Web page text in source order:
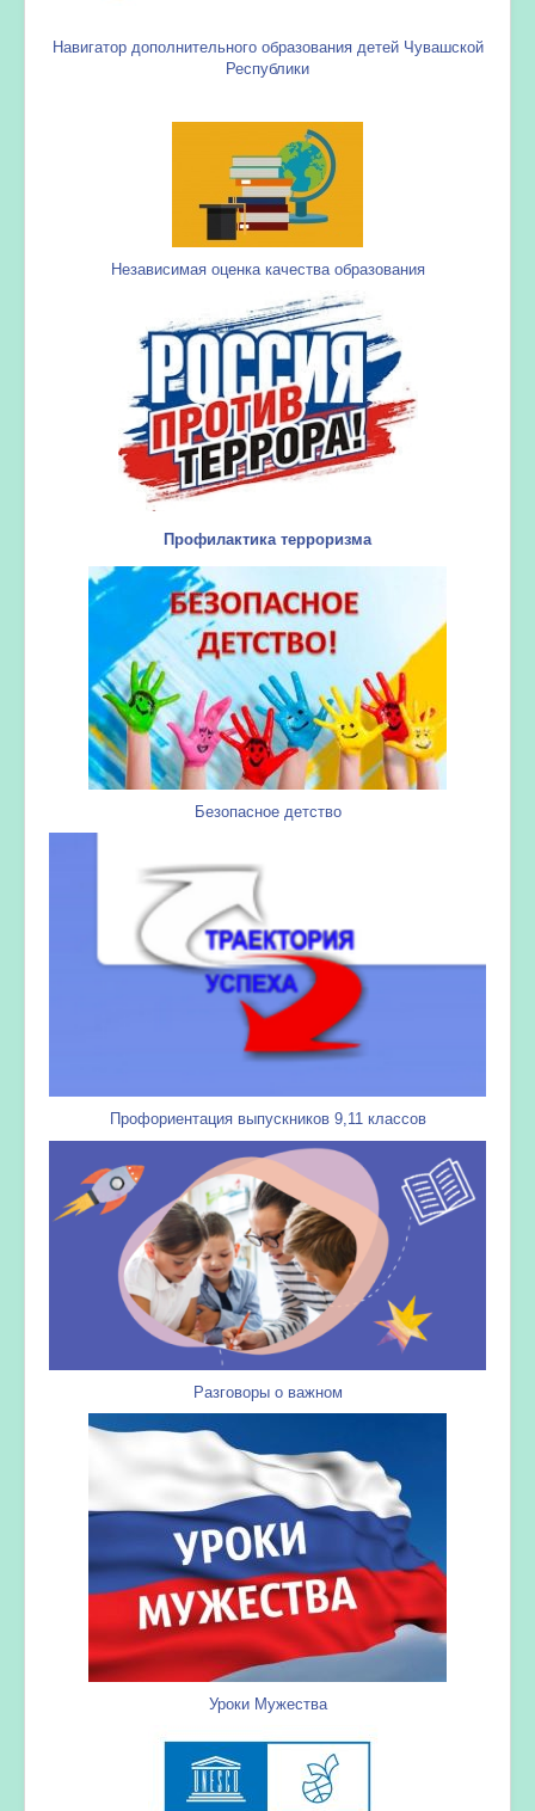
Навигатор дополнительного образования детей Чувашской
Республики
Независимая оценка качества образования
Профилактика терроризма
Безопасное детство
Профориентация выпускников 9,11 классов
Разговоры о важном
Уроки Мужества